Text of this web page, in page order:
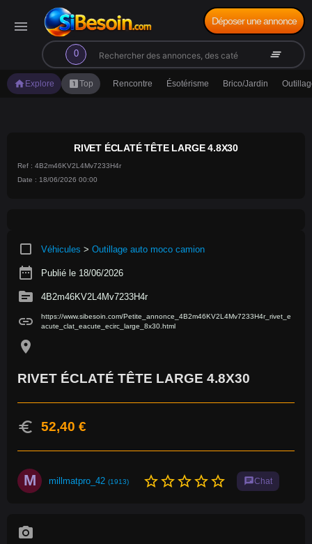
menu
0
search clear_all
Déposer une annonce
home Explore looks_oneTop Rencontre Ésotérisme Brico/Jardin
RIVET ÉCLATÉ TÊTE LARGE 4.8X30
Ref : 4B2m46KV2L4Mv7233H4r
Date : 18/06/2026 00:00
crop_square Véhicules > Outillage auto moco camion
date_range Publié le 18/06/2026
source 4B2m46KV2L4Mv7233H4r
link
https://www.sibesoin.com/Petite_annonce_4B2m46KV2L4Mv7233H4r_rivet_e
acute_clat_eacute_ecirc_large_8x30.html
location_on
RIVET ÉCLATÉ TÊTE LARGE 4.8X30
euro 52,40 €
M millmatpro_42 (1913) star_borderstar_borderstar_borderstar_borderstar_border chatChat
photo_camera